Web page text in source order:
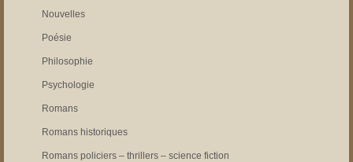
Nouvelles
Poésie
Philosophie
Psychologie
Romans
Romans historiques
Romans policiers – thrillers – science fiction